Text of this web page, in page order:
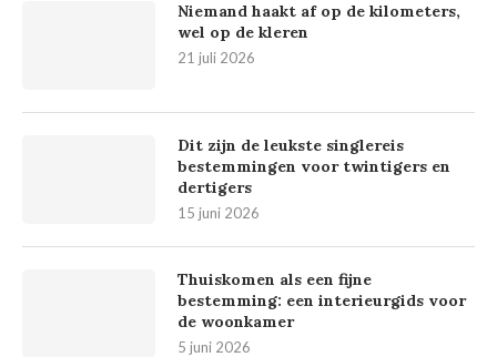
Niemand haakt af op de kilometers,
wel op de kleren
21 juli 2026
Dit zijn de leukste singlereis
bestemmingen voor twintigers en
dertigers
15 juni 2026
Thuiskomen als een fijne
bestemming: een interieurgids voor
de woonkamer
5 juni 2026